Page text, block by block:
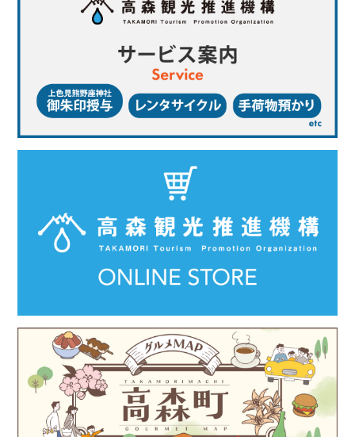
アクティビティ
新着情報
お問い合わせ